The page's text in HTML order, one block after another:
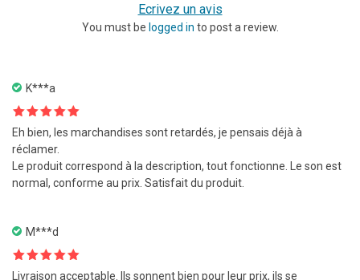
Ecrivez un avis
You must be logged in to post a review.
K***a
Note
sur
5
Eh bien, les marchandises sont retardés, je pensais déjà à
réclamer.
Le produit correspond à la description, tout fonctionne. Le son est
normal, conforme au prix. Satisfait du produit.
M***d
Note
Livraison acceptable. Ils sonnent bien pour leur prix, ils se